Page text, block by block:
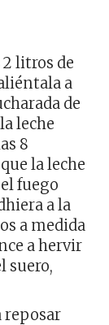
2 litros de
a
de
leche
8
la leche
fuego
a la
a medida
a hervir
suero,
reposar